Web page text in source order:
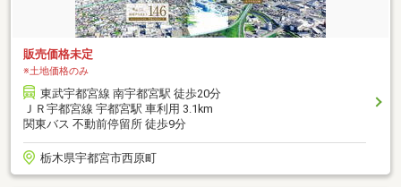
販売価格未定
※土地価格のみ
東武宇都宮線 南宇都宮駅 徒歩20分
ＪＲ宇都宮線 宇都宮駅 車利用 3.1km
関東バス 不動前停留所 徒歩9分
栃木県宇都宮市西原町